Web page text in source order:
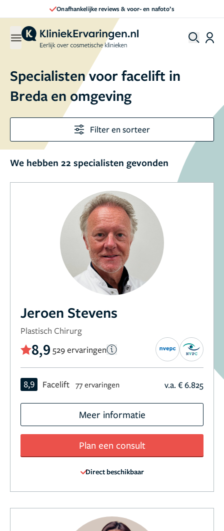
Direct een afspraak maken
Specialisten voor facelift in
Breda en omgeving
Filter en sorteer
We hebben 22 specialisten gevonden
Jeroen Stevens
Plastisch Chirurg
8,9 529 ervaringen
8,9 Facelift 77 ervaringen v.a. € 6.825
Meer informatie
Plan een consult
Direct beschikbaar